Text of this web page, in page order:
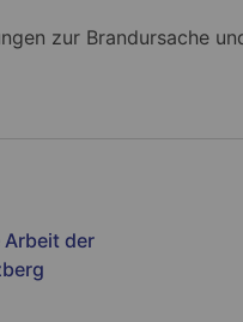
zur Brandursache
der